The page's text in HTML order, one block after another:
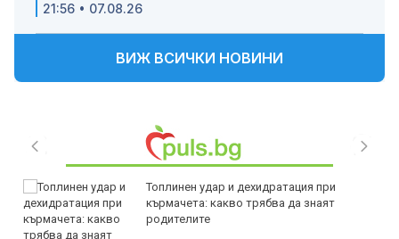
21:56 • 07.08.26
ВИЖ ВСИЧКИ НОВИНИ
Топлинен удар и дехидратация при
кърмачета: какво трябва да знаят
родителите